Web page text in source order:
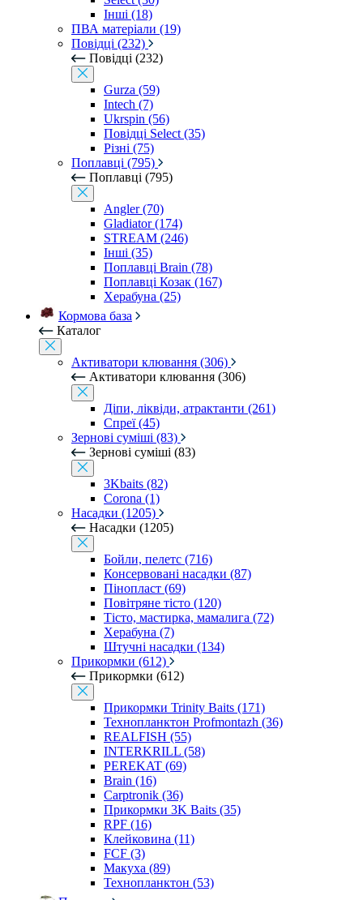
Інші (18)
ПВА матеріали (19)
Повідці (232)
Повідці (232)
Gurza (59)
Intech (7)
Ukrspin (56)
Повідці Select (35)
Різні (75)
Поплавці (795)
Поплавці (795)
Angler (70)
Gladiator (174)
STREAM (246)
Інші (35)
Поплавці Brain (78)
Поплавці Козак (167)
Херабуна (25)
Кормова база
Каталог
Активатори клювання (306)
Активатори клювання (306)
Діпи, ліквіди, атрактанти (261)
Спреї (45)
Зернові суміші (83)
Зернові суміші (83)
3Kbaits (82)
Corona (1)
Насадки (1205)
Насадки (1205)
Бойли, пелетс (716)
Консервовані насадки (87)
Пінопласт (69)
Повітряне тісто (120)
Тісто, мастирка, мамалига (72)
Херабуна (7)
Штучні насадки (134)
Прикормки (612)
Прикормки (612)
Прикормки Trinity Baits (171)
Технопланктон Profmontazh (36)
REALFISH (55)
INTERKRILL (58)
PEREKAT (69)
Brain (16)
Carptronik (36)
Прикормки 3K Baits (35)
RPF (16)
Клейковина (11)
FCF (3)
Макуха (89)
Технопланктон (53)